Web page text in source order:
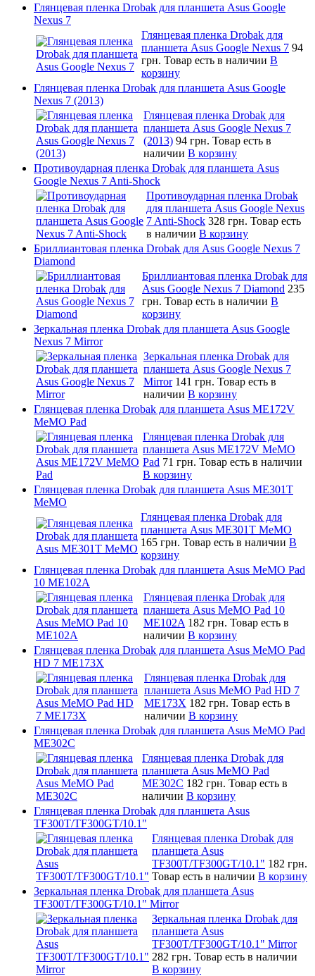
Глянцевая пленка Drobak для планшета Asus Google
Nexus 7
Глянцевая пленка Drobak для
планшета Asus Google Nexus 7 94
грн. Товар есть в наличии В
корзину
Глянцевая пленка Drobak для планшета Asus Google
Nexus 7 (2013)
Глянцевая пленка Drobak для
планшета Asus Google Nexus 7
(2013) 94 грн. Товар есть в
наличии В корзину
Противоударная пленка Drobak для планшета Asus
Google Nexus 7 Anti-Shock
Противоударная пленка Drobak
для планшета Asus Google Nexus
7 Anti-Shock 328 грн. Товар есть
в наличии В корзину
Бриллиантовая пленка Drobak для Asus Google Nexus 7
Diamond
Бриллиантовая пленка Drobak для
Asus Google Nexus 7 Diamond 235
грн. Товар есть в наличии В
корзину
Зеркальная пленка Drobak для планшета Asus Google
Nexus 7 Mirror
Зеркальная пленка Drobak для
планшета Asus Google Nexus 7
Mirror 141 грн. Товар есть в
наличии В корзину
Глянцевая пленка Drobak для планшета Asus ME172V
MeMO Pad
Глянцевая пленка Drobak для
планшета Asus ME172V MeMO
Pad 71 грн. Товар есть в наличии
В корзину
Глянцевая пленка Drobak для планшета Asus ME301T
MeMO
Глянцевая пленка Drobak для
планшета Asus ME301T MeMO
165 грн. Товар есть в наличии В
корзину
Глянцевая пленка Drobak для планшета Asus MeMO Pad
10 ME102A
Глянцевая пленка Drobak для
планшета Asus MeMO Pad 10
ME102A 182 грн. Товар есть в
наличии В корзину
Глянцевая пленка Drobak для планшета Asus MeMO Pad
HD 7 ME173X
Глянцевая пленка Drobak для
планшета Asus MeMO Pad HD 7
ME173X 182 грн. Товар есть в
наличии В корзину
Глянцевая пленка Drobak для планшета Asus MeMO Pad
ME302C
Глянцевая пленка Drobak для
планшета Asus MeMO Pad
ME302C 182 грн. Товар есть в
наличии В корзину
Глянцевая пленка Drobak для планшета Asus
TF300T/TF300GT/10.1"
Глянцевая пленка Drobak для
планшета Asus
TF300T/TF300GT/10.1" 182 грн.
Товар есть в наличии В корзину
Зеркальная пленка Drobak для планшета Asus
TF300T/TF300GT/10.1" Mirror
Зеркальная пленка Drobak для
планшета Asus
TF300T/TF300GT/10.1" Mirror
282 грн. Товар есть в наличии
В корзину